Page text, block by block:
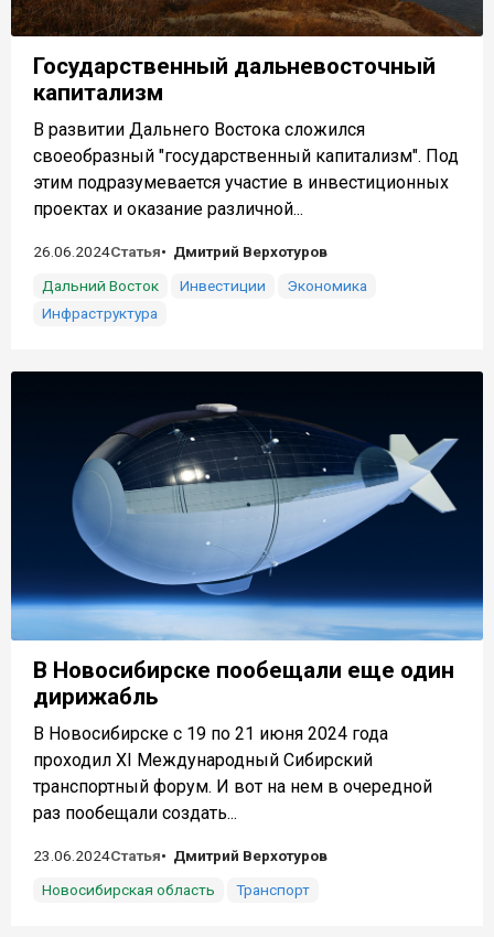
Государственный дальневосточный
капитализм
В развитии Дальнего Востока сложился
своеобразный "государственный капитализм". Под
этим подразумевается участие в инвестиционных
проектах и оказание различной...
26.06.2024Статья
Дмитрий Верхотуров
Дальний Восток
Инвестиции
Экономика
Инфраструктура
В Новосибирске пообещали еще один
дирижабль
В Новосибирске с 19 по 21 июня 2024 года
проходил XI Международный Сибирский
транспортный форум. И вот на нем в очередной
раз пообещали создать...
23.06.2024Статья
Дмитрий Верхотуров
Новосибирская область
Транспорт